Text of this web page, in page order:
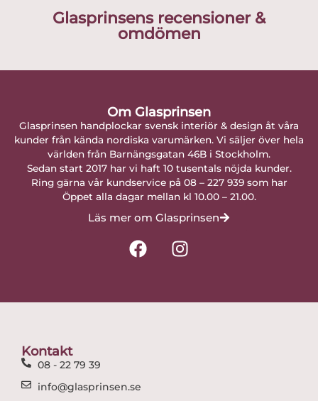
Glasprinsens recensioner &
omdömen
Om Glasprinsen
Glasprinsen handplockar svensk interiör & design åt våra
kunder från kända nordiska varumärken. Vi säljer över hela
världen från Barnängsgatan 46B i Stockholm.
Sedan start 2017 har vi haft 10 tusentals nöjda kunder.
Ring gärna vår kundservice på 08 – 227 939 som har
Öppet alla dagar mellan kl 10.00 – 21.00.
Läs mer om Glasprinsen
F
a
I
n
Kontakt
08 - 22 79 39
info@glasprinsen.se